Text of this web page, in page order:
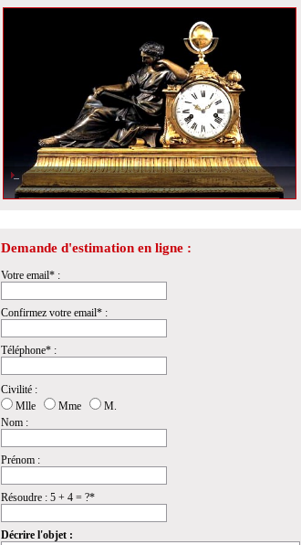
Demande d'estimation en ligne :
Votre email* :
Confirmez votre email* :
Téléphone* :
Civilité :
Mlle
Mme
M.
Nom :
Prénom :
Résoudre : 5 + 4 = ?*
Décrire l'objet :